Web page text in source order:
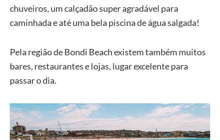
chuveiros, um calçadão super agradável para
caminhada e até uma bela piscina de água salgada!
Pela região de Bondi Beach existem também muitos
bares, restaurantes e lojas, lugar excelente para
passar o dia.